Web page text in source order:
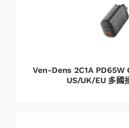
Ven-Dens 2C1A PD65W
US/UK/EU 多國